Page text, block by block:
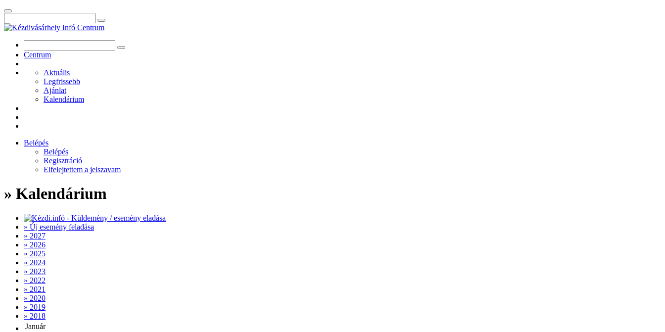
Centrum
Aktuális
Legfrissebb
Ajánlat
Kalendárium
Belépés
Belépés
Regisztráció
Elfelejtettem a jelszavam
» Kalendárium
» Új esemény feladása
» 2027
» 2026
» 2025
» 2024
» 2023
» 2022
» 2021
» 2020
» 2019
» 2018
Január